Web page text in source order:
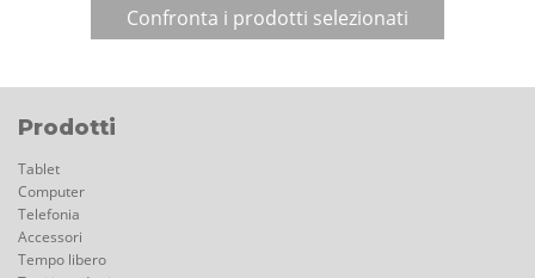
Prodotti
Tablet
Computer
Telefonia
Accessori
Tempo libero